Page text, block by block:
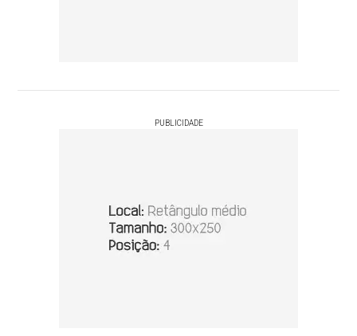
PUBLICIDADE